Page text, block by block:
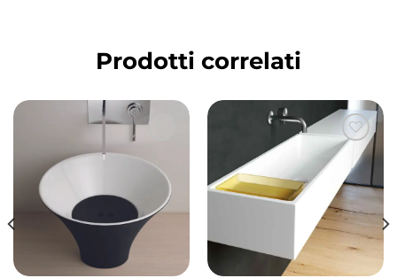
per chi desidera una maggiore
Design firmato Antonio Pascale
La collezione MEG11PRO interpreta il lavabo
come elemento architettonico,
caratterizzato da linee pulite e proporzioni
equilibrate.
Doppia vasca funzionale
Prodotti correlati